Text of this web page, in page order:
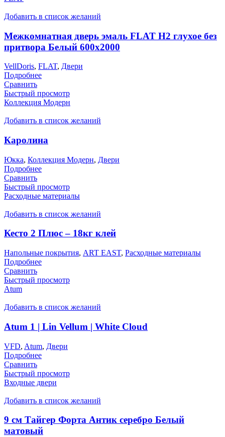
Добавить в список желаний
Межкомнатная дверь эмаль FLAT H2 глухое без
притвора Белый 600х2000
VellDoris, FLAT, Двери
Подробнее
Сравнить
Быстрый просмотр
Коллекция Модерн
Добавить в список желаний
Каролина
Юкка, Коллекция Модерн, Двери
Подробнее
Сравнить
Быстрый просмотр
Расходные материалы
Добавить в список желаний
Кесто 2 Плюс – 18кг клей
Напольные покрытия, ART EAST, Расходные материалы
Подробнее
Сравнить
Быстрый просмотр
Atum
Добавить в список желаний
Atum 1 | Lin Vellum | White Cloud
VFD, Atum, Двери
Подробнее
Сравнить
Быстрый просмотр
Входные двери
Добавить в список желаний
9 см Тайгер Форта Антик серебро Белый
матовый